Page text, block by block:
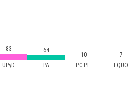
UPyD PA P.C.P.E. EQUO
83 64
10 7